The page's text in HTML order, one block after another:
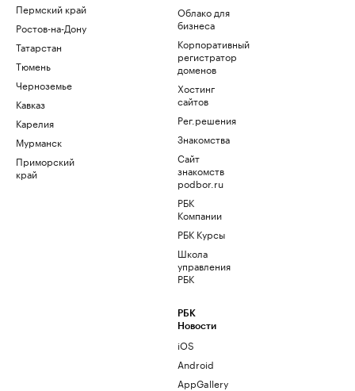
Пермский край
Ростов-на-Дону
Татарстан
Тюмень
Черноземье
Кавказ
Карелия
Мурманск
Приморский
край
Облако для
бизнеса
Корпоративный
регистратор
доменов
Хостинг
сайтов
Рег.решения
Знакомства
Сайт
знакомств
podbor.ru
РБК
Компании
РБК Курсы
Школа
управления
РБК
РБК
Новости
iOS
Android
AppGallery